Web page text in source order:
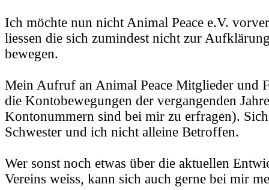
Ich möchte nun nicht Animal Peace e.V.
liessen die sich zumindest nicht zur
bewegen.
Mein Aufruf an Animal Peace Mitglieder und
die Kontobewegungen der vergangenden
Kontonummern sind bei mir zu erfragen).
Schwester und ich nicht alleine Betroffen.
Wer sonst noch etwas über die aktuellen
Vereins weiss, kann sich auch gerne bei mir